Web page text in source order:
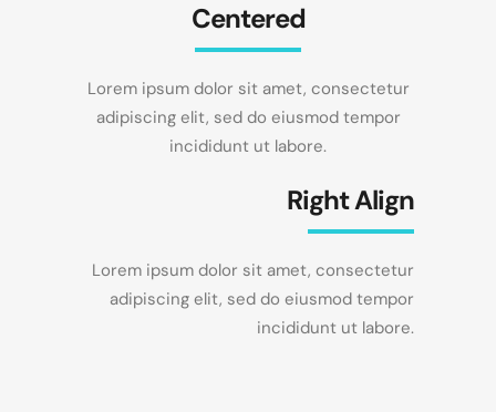
Centered
Lorem ipsum dolor sit amet, consectetur
adipiscing elit, sed do eiusmod tempor
incididunt ut labore.
Right Align
Lorem ipsum dolor sit amet, consectetur
adipiscing elit, sed do eiusmod tempor
incididunt ut labore.